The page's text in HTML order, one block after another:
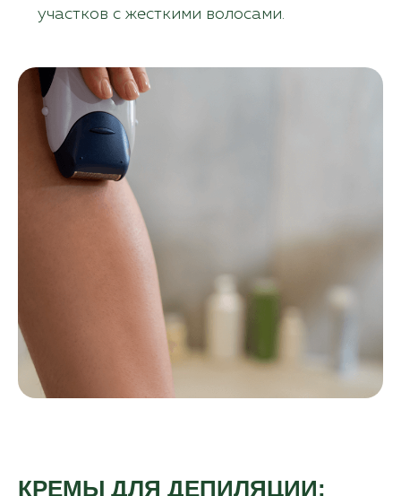
участков с жесткими волосами.
КРЕМЫ ДЛЯ ДЕПИЛЯЦИИ: